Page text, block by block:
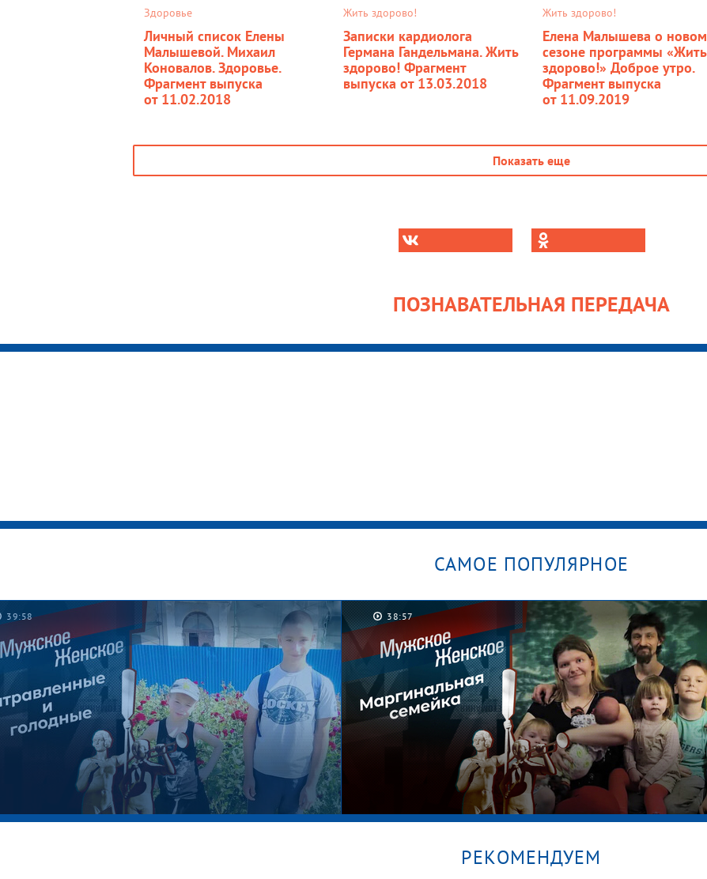
Здоровье
Личный список Елены
Малышевой. Михаил
Коновалов. Здоровье.
Фрагмент выпуска
от 11.02.2018
Жить здорово!
Записки кардиолога
Германа Гандельмана. Жить
здорово! Фрагмент
выпуска от 13.03.2018
Жить здорово!
Елена Малышева о новом
сезоне программы «Жить
здорово!» Доброе утро.
Фрагмент выпуска
от 11.09.2019
Показать еще
ПОЗНАВАТЕЛЬНАЯ ПЕРЕДАЧА
САМОЕ ПОПУЛЯРНОЕ
39:58 38:57
РЕКОМЕНДУЕМ